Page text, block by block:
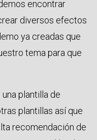
encontrar
diversos efectos
ya creadas que
tema para que
plantilla de
plantillas así que
recomendación de